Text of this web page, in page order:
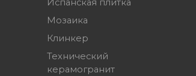
Испанская плитка
Мозаика
Клинкер
Технический
керамогранит